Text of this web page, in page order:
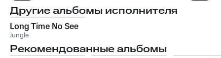
Другие альбомы исполнителя
Long Time No See
Jungle
Рекомендованные альбомы